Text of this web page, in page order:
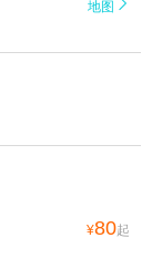
地图 
¥80起